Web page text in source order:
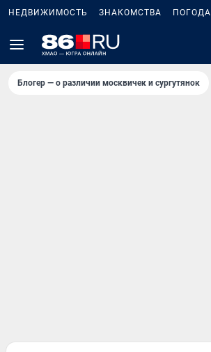
НЕДВИЖИМОСТЬ ЗНАКОМСТВА ПОГОДА
Блогер — о различии москвичек и сургутянок